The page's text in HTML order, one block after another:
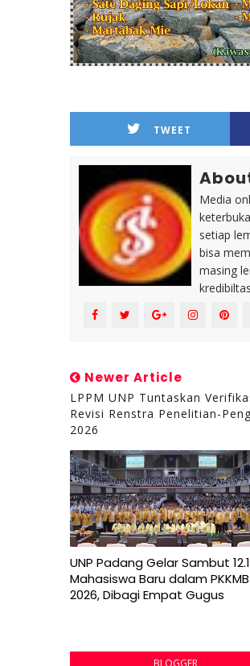
TWEET
Media
setiap
bisa
masing
Newer Article
LPPM UNP Tuntaskan
Revisi Renstra Penelitian-
2026
UNP Padang Gelar Sambut
Mahasiswa Baru dalam PKKMB
2026, Dibagi Empat Gugus
BLOGGER